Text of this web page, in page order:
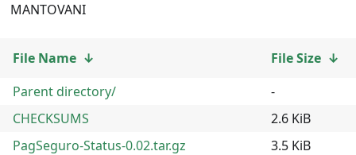
MANTOVANI
File Name ↓ File Size ↓
Parent directory/
-
CHECKSUMS
2.6 KiB
PagSeguro-Status-0.02.tar.gz
3.5 KiB